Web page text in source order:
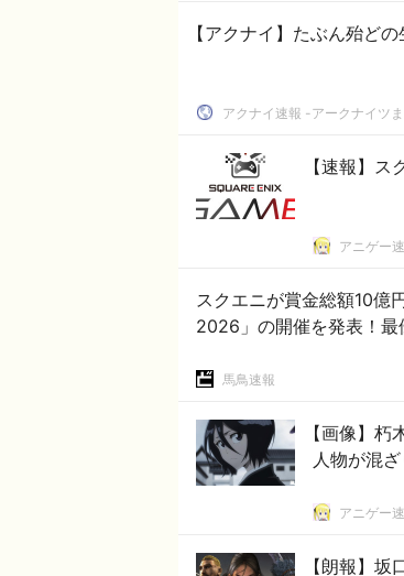
【アクナイ】たぶん殆ど
アクナイ速報 -アークナイツ
【速報】
アニゲー
スクエニが賞金総額10億
2026」の開催を発表！
馬鳥速報
【画像】
人物が混
アニゲー
【朗報】